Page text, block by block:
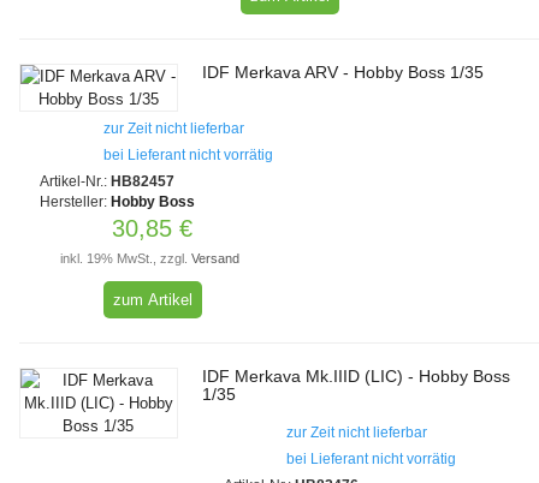
IDF Merkava ARV - Hobby Boss 1/35
zur Zeit nicht lieferbar
bei Lieferant nicht vorrätig
Artikel-Nr.:HB82457
Hersteller:Hobby Boss
30,85 €
inkl. 19% MwSt., zzgl. Versand
zum Artikel
IDF Merkava Mk.IIID (LIC) - Hobby Boss
1/35
zur Zeit nicht lieferbar
bei Lieferant nicht vorrätig